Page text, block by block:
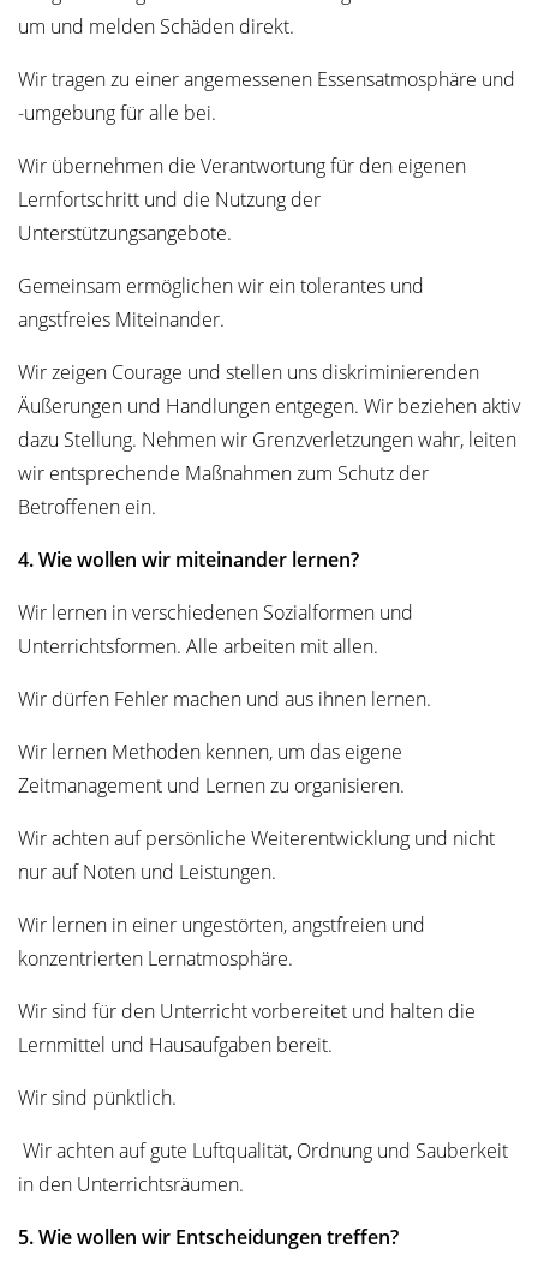
um und melden Schäden direkt.
Wir tragen zu einer angemessenen Essensatmosphäre und
-umgebung für alle bei.
Wir übernehmen die Verantwortung für den eigenen
Lernfortschritt und die Nutzung der
Unterstützungsangebote.
Gemeinsam ermöglichen wir ein tolerantes und
angstfreies Miteinander.
Wir zeigen Courage und stellen uns diskriminierenden
Äußerungen und Handlungen entgegen. Wir beziehen aktiv
dazu Stellung. Nehmen wir Grenzverletzungen wahr, leiten
wir entsprechende Maßnahmen zum Schutz der
Betroffenen ein.
4. Wie wollen wir miteinander lernen?
Wir lernen in verschiedenen Sozialformen und
Unterrichtsformen. Alle arbeiten mit allen.
Wir dürfen Fehler machen und aus ihnen lernen.
Wir lernen Methoden kennen, um das eigene
Zeitmanagement und Lernen zu organisieren.
Wir achten auf persönliche Weiterentwicklung und nicht
nur auf Noten und Leistungen.
Wir lernen in einer ungestörten, angstfreien und
konzentrierten Lernatmosphäre.
Wir sind für den Unterricht vorbereitet und halten die
Lernmittel und Hausaufgaben bereit.
Wir sind pünktlich.
Wir achten auf gute Luftqualität, Ordnung und Sauberkeit
in den Unterrichtsräumen.
5. Wie wollen wir Entscheidungen treffen?